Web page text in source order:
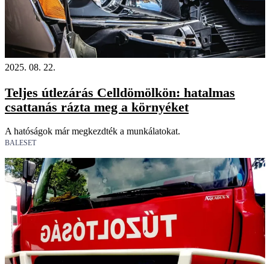
2025. 08. 22.
Teljes útlezárás Celldömölkön: hatalmas
csattanás rázta meg a környéket
A hatóságok már megkezdték a munkálatokat.
BALESET